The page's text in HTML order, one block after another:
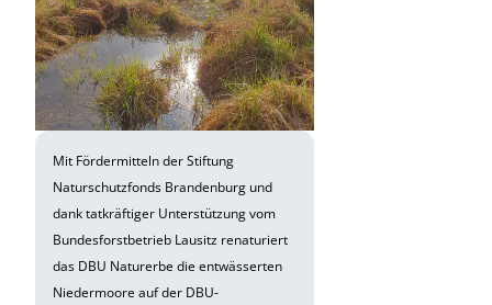
Mit Fördermitteln der Stiftung
Naturschutzfonds Brandenburg und
dank tatkräftiger Unterstützung vom
Bundesforstbetrieb Lausitz renaturiert
das DBU Naturerbe die entwässerten
Niedermoore auf der DBU-